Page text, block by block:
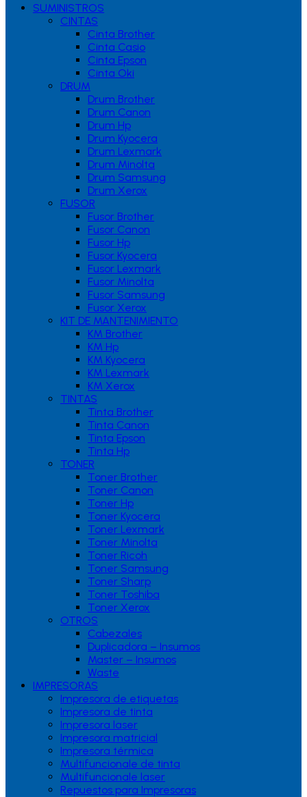
SUMINISTROS
CINTAS
Cinta Brother
Cinta Casio
Cinta Epson
Cinta Oki
DRUM
Drum Brother
Drum Canon
Drum Hp
Drum Kyocera
Drum Lexmark
Drum Minolta
Drum Samsung
Drum Xerox
FUSOR
Fusor Brother
Fusor Canon
Fusor Hp
Fusor Kyocera
Fusor Lexmark
Fusor Minolta
Fusor Samsung
Fusor Xerox
KIT DE MANTENIMIENTO
KM Brother
KM Hp
KM Kyocera
KM Lexmark
KM Xerox
TINTAS
Tinta Brother
Tinta Canon
Tinta Epson
Tinta Hp
TONER
Toner Brother
Toner Canon
Toner Hp
Toner Kyocera
Toner Lexmark
Toner Minolta
Toner Ricoh
Toner Samsung
Toner Sharp
Toner Toshiba
Toner Xerox
OTROS
Cabezales
Duplicadora – Insumos
Master – Insumos
Waste
IMPRESORAS
Impresora de etiquetas
Impresora de tinta
Impresora laser
Impresora matricial
Impresora térmica
Multifuncionale de tinta
Multifuncionale laser
Repuestos para Impresoras